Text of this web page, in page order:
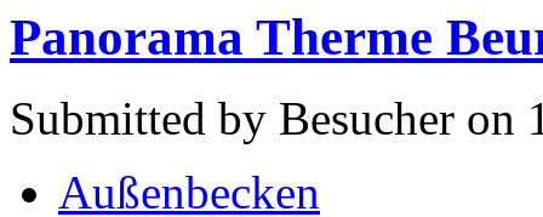
Panorama Therme
Submitted by Besucher on
Außenbecken